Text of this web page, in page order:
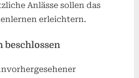
Anlässe sollen das
erleichtern.
beschlossen